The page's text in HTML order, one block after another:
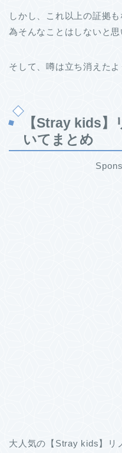
しかし、これ以上の証拠
為そんなことはしないと思
そして、噂は立ち消えたよ
【Stray kids
いてまとめ
大人気の【Stray kids】リ